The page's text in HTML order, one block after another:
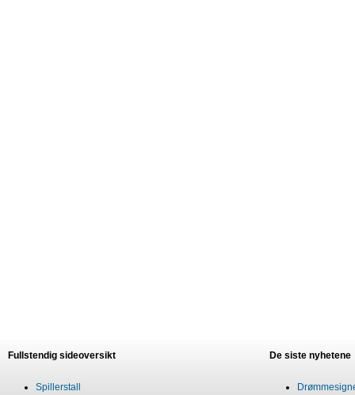
Fullstendig sideoversikt
Spillerstall
De siste nyhetene